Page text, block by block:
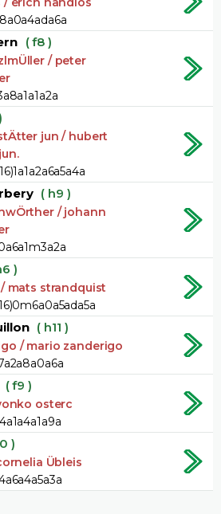
( f8 )
/ peter
jun / hubert
( h9 )
/ johann
)
mats strandquist
( h11 )
/ mario zanderigo
( f9 )
osterc
)
Übleis